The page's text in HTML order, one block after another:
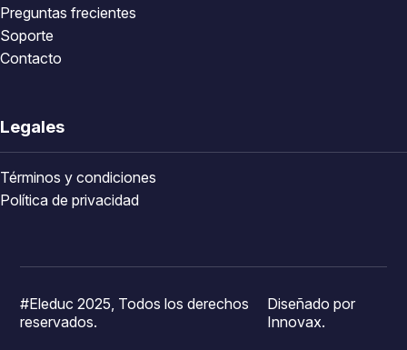
Preguntas frecientes
Soporte
Contacto
Legales
Términos y condiciones
Política de privacidad
#Eleduc 2025, Todos los derechos
reservados.
Diseñado por
Innovax.